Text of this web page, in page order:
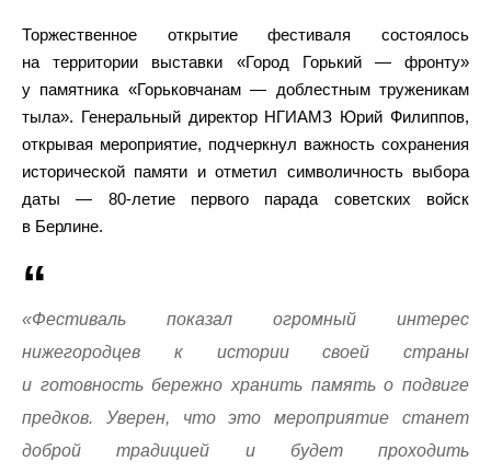
Торжественное открытие фестиваля состоялось
на территории выставки «Город Горький — фронту»
у памятника «Горьковчанам — доблестным труженикам
тыла». Генеральный директор НГИАМЗ Юрий Филиппов,
открывая мероприятие, подчеркнул важность сохранения
исторической памяти и отметил символичность выбора
даты — 80-летие первого парада советских войск
в Берлине.
«Фестиваль показал огромный интерес
нижегородцев к истории своей страны
и готовность бережно хранить память о подвиге
предков. Уверен, что это мероприятие станет
доброй традицией и будет проходить